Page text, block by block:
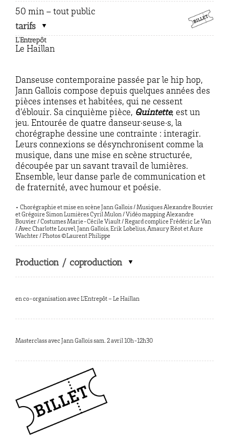
50 min – tout public
tarifs
L’Entrepôt
Le Haillan
Danseuse contemporaine passée par le hip hop,
Jann Gallois compose depuis quelques années des
pièces intenses et habitées, qui ne cessent
d’éblouir. Sa cinquième pièce, Quintette, est un
jeu. Entourée de quatre danseur·seuse·s, la
chorégraphe dessine une contrainte : interagir.
Leurs connexions se désynchronisent comme la
musique, dans une mise en scène structurée,
découpée par un savant travail de lumières.
Ensemble, leur danse parle de communication et
de fraternité, avec humour et poésie.
• Chorégraphie et mise en scène Jann Gallois / Musiques Alexandre Bouvier
et Grégoire Simon Lumières Cyril Mulon / Vidéo mapping Alexandre
Bouvier / Costumes Marie-Cécile Viault / Regard complice Frédéric Le Van
/ Avec Charlotte Louvel, Jann Gallois, Erik Lobelius, Amaury Réot et Aure
Wachter / Photos ©Laurent Philippe
Production / coproduction
en co-organisation avec L’Entrepôt – Le Haillan
Masterclass avec Jann Gallois sam. 2 avril 10h-12h30